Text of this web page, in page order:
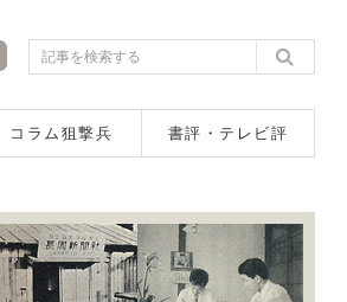
コラム狙撃兵 書評・テレビ評